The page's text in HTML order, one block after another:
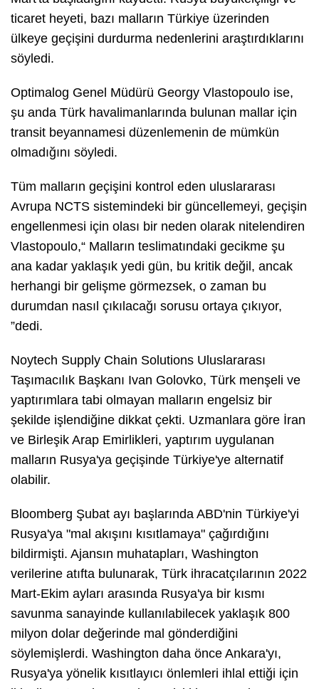
ticaret heyeti, bazı malların Türkiye üzerinden
ülkeye geçişini durdurma nedenlerini araştırdıklarını
söyledi.
Optimalog Genel Müdürü Georgy Vlastopoulo ise,
şu anda Türk havalimanlarında bulunan mallar için
transit beyannamesi düzenlemenin de mümkün
olmadığını söyledi.
Tüm malların geçişini kontrol eden uluslararası
Avrupa NCTS sistemindeki bir güncellemeyi, geçişin
engellenmesi için olası bir neden olarak nitelendiren
Vlastopoulo,“ Malların teslimatındaki gecikme şu
ana kadar yaklaşık yedi gün, bu kritik değil, ancak
herhangi bir gelişme görmezsek, o zaman bu
durumdan nasıl çıkılacağı sorusu ortaya çıkıyor,
”dedi.
Noytech Supply Chain Solutions Uluslararası
Taşımacılık Başkanı Ivan Golovko, Türk menşeli ve
yaptırımlara tabi olmayan malların engelsiz bir
şekilde işlendiğine dikkat çekti. Uzmanlara göre İran
ve Birleşik Arap Emirlikleri, yaptırım uygulanan
malların Rusya'ya geçişinde Türkiye'ye alternatif
olabilir.
Bloomberg Şubat ayı başlarında ABD'nin Türkiye'yi
Rusya'ya "mal akışını kısıtlamaya" çağırdığını
bildirmişti. Ajansın muhatapları, Washington
verilerine atıfta bulunarak, Türk ihracatçılarının 2022
Mart-Ekim ayları arasında Rusya'ya bir kısmı
savunma sanayinde kullanılabilecek yaklaşık 800
milyon dolar değerinde mal gönderdiğini
söylemişlerdi. Washington daha önce Ankara'yı,
Rusya'ya yönelik kısıtlayıcı önlemleri ihlal ettiği için